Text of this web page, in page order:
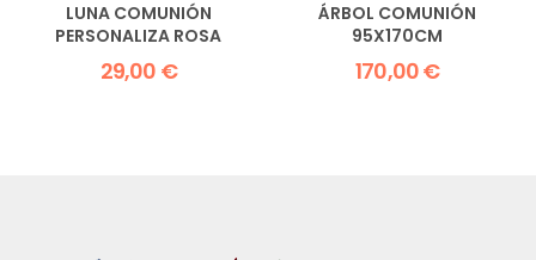
LUNA COMUNIÓN
PERSONALIZA ROSA
29,00 €
ÁRBOL COMUNIÓN
95X170CM
170,00 €